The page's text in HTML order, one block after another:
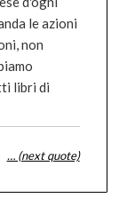
le azioni
non
libri di
… (next quote)